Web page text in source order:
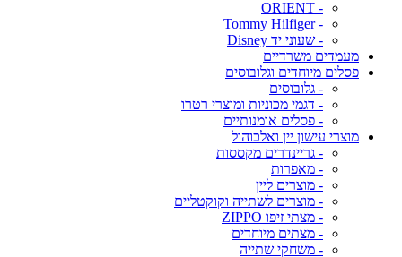
- ORIENT
- Tommy Hilfiger
- שעוני יד Disney
מעמדים משרדיים
פסלים מיוחדים וגלובוסים
- גלובוסים
- דגמי מכוניות ומוצרי רטרו
- פסלים אומנותיים
מוצרי עישון יין ואלכוהול
- גריינדרים מקססות
- מאפרות
- מוצרים ליין
- מוצרים לשתייה וקוקטליים
- מצתי זיפו ZIPPO
- מצתים מיוחדים
- משחקי שתייה